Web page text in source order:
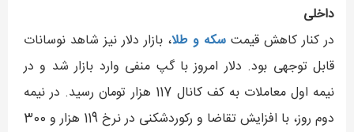
داخلی
در کنار کاهش قیمتسکه و طلا، بازار دلار نیز شاهد نوسانات
قابل توجهی بود. دلار امروز با گپ منفی وارد بازار شد و در
نیمه اول معاملات به کف کانال 117 هزار تومان رسید. در نیمه
دوم روز، با افزایش تقاضا و رکوردشکنی در نرخ 119 هزار و 300